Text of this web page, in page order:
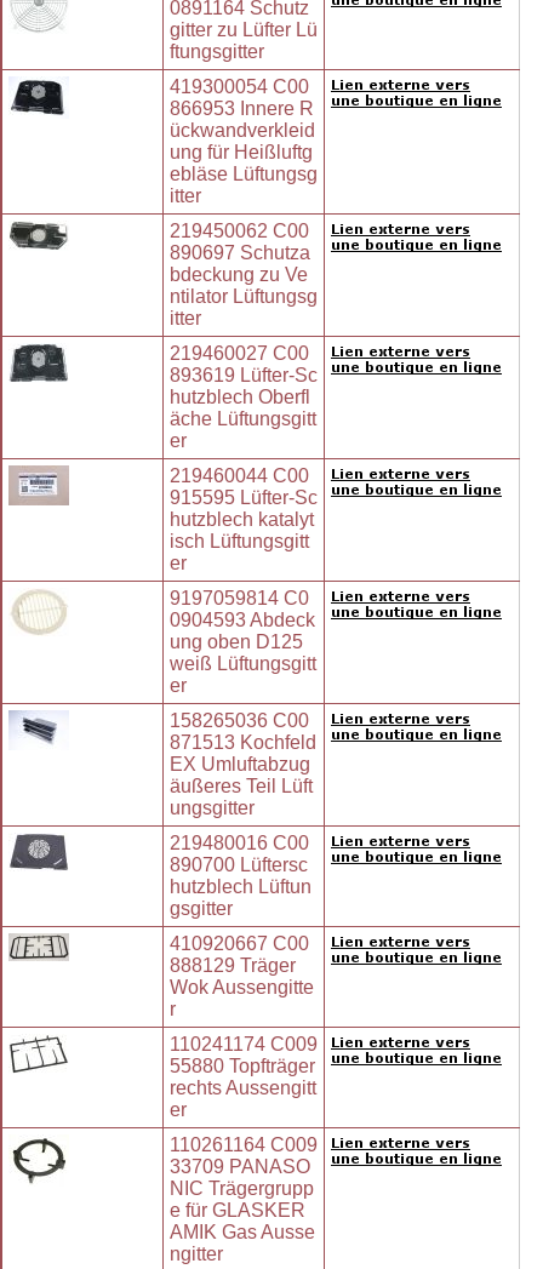
0891164 Schutz
gitter zu Lüfter Lü
ftungsgitter
419300054 C00
866953 Innere R
ückwandverkleid
ung für Heißluftg
ebläse Lüftungsg
itter
219450062 C00
890697 Schutza
bdeckung zu Ve
ntilator Lüftungsg
itter
219460027 C00
893619 Lüfter-Sc
hutzblech Oberfl
äche Lüftungsgitt
er
219460044 C00
915595 Lüfter-Sc
hutzblech katalyt
isch Lüftungsgitt
er
9197059814 C0
0904593 Abdeck
ung oben D125
weiß Lüftungsgitt
er
158265036 C00
871513 Kochfeld
EX Umluftabzug
äußeres Teil Lüft
ungsgitter
219480016 C00
890700 Lüftersc
hutzblech Lüftun
gsgitter
410920667 C00
888129 Träger
Wok Aussengitte
r
110241174 C009
55880 Topfträger
rechts Aussengitt
er
110261164 C009
33709 PANASO
NIC Trägergrupp
e für GLASKER
AMIK Gas Ausse
ngitter